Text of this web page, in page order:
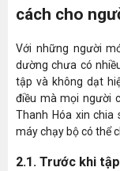
cách cho
Với những người
dường chưa có
tập và không dạt
điều mà mọi người
Thanh Hóa xin chia
máy chạy bộ có thể
2.1. Trước khi tập